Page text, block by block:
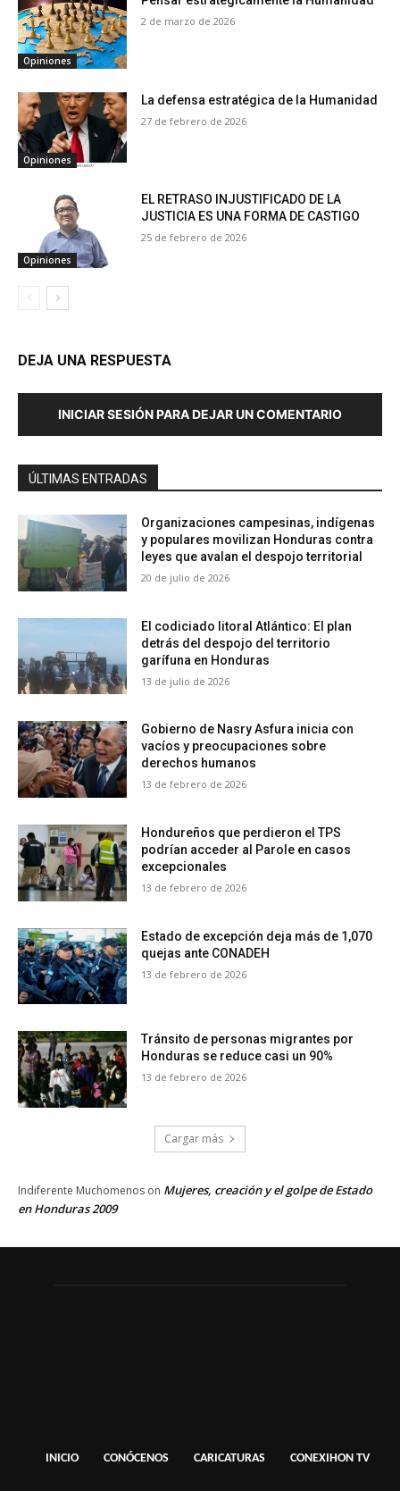
Opiniones
2 de marzo de 2026
Opiniones
La defensa estratégica de la Humanidad
27 de febrero de 2026
Opiniones
EL RETRASO INJUSTIFICADO DE LA
JUSTICIA ES UNA FORMA DE CASTIGO
25 de febrero de 2026
DEJA UNA RESPUESTA
INICIAR SESIÓN PARA DEJAR UN COMENTARIO
ÚLTIMAS ENTRADAS
Organizaciones campesinas, indígenas
y populares movilizan Honduras contra
leyes que avalan el despojo territorial
20 de julio de 2026
El codiciado litoral Atlántico: El plan
detrás del despojo del territorio
garífuna en Honduras
13 de julio de 2026
Gobierno de Nasry Asfura inicia con
vacíos y preocupaciones sobre
derechos humanos
13 de febrero de 2026
Hondureños que perdieron el TPS
podrían acceder al Parole en casos
excepcionales
13 de febrero de 2026
Estado de excepción deja más de 1,070
quejas ante CONADEH
13 de febrero de 2026
Tránsito de personas migrantes por
Honduras se reduce casi un 90%
13 de febrero de 2026
Cargar más
Indiferente Muchomenos on Mujeres, creación y el golpe de Estado
en Honduras 2009
INICIO CONÓCENOS CARICATURAS CONEXIHON TV